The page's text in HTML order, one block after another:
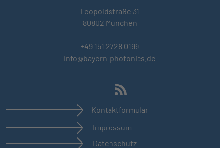
Leopoldstraße 31
80802 München
+49 151 2728 0199
info@bayern-photonics.de
Kontaktformular
Impressum
Datenschutz